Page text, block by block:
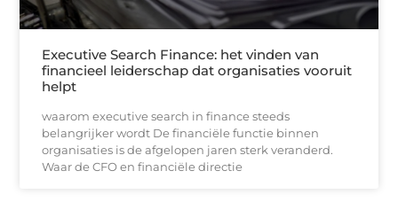
Executive Search Finance: het vinden van
financieel leiderschap dat organisaties vooruit
helpt
waarom executive search in finance steeds
belangrijker wordt De financiële functie binnen
organisaties is de afgelopen jaren sterk veranderd.
Waar de CFO en financiële directie